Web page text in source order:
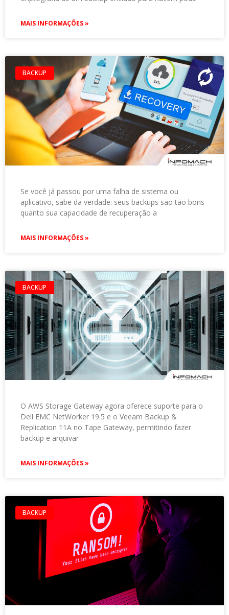
MAIS INFORMAÇÕES »
BACKUP
Se você já passou por uma falha de sistema ou
aplicativo, sabe da verdade: seus backups são tão bons
quanto sua capacidade de recuperação a
MAIS INFORMAÇÕES »
BACKUP
O AWS Storage Gateway agora oferece suporte para o
Dell EMC NetWorker 19.5 e o Veeam Backup &
Replication 11A no Tape Gateway, permitindo fazer
backup e arquivar
MAIS INFORMAÇÕES »
BACKUP